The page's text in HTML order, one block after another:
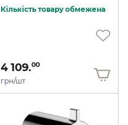
Кількість товару обмежена
4 109.00
грн/шт